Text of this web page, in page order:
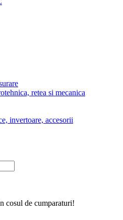
retea si mecanica
invertoare, accesorii
cosul de cumparaturi!